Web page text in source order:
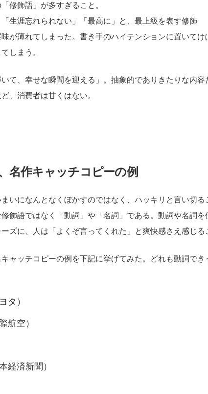
修飾語」が多すぎること。
生涯忘れられない」「最高に」と、最上級を表す修飾
が薄れてしまった。書き手のハイテンションに置いて
しまう。
て、幸せな瞬間を迎える」。抽象的でありきたりな内
、消費者は甘くはない。
名作キャッチコピーの例
いになんとなくぼかすのではなく、ハッキリと言い切
飾語ではなく「動詞」や「名詞」である。動詞や名詞
ズに、人は「よくぞ言ってくれた」と爽快感さえ感じる
ャッチコピーの例を下記に挙げてみた。どれも動詞で
タ）
航空）
経済新聞）